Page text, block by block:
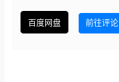
百度网盘 前往评论